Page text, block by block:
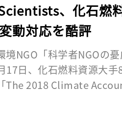
、化石燃
動対応を酷評
NGO「科学者NGOの
17日、化石燃料資源大
The 2018 Climate